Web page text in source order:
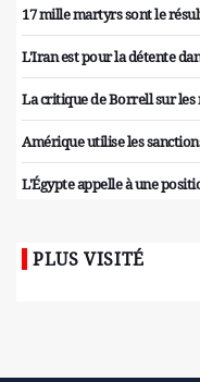
17 mille martyrs sont le
L'Iran est pour la détente
La critique de Borrell sur
Amérique utilise les
L'Égypte appelle à une
PLUS VISITÉ